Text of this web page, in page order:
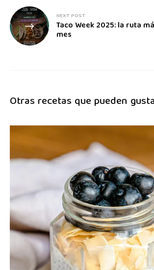
NEXT POST
Taco Week 2025: la ruta
mes
Otras recetas que pueden